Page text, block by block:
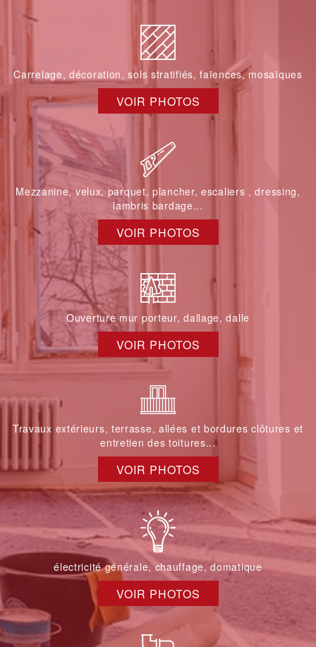
Carrelage, décoration, sols stratifiés, faïences, mosaïques
VOIR PHOTOS
Mezzanine, velux, parquet, plancher, escaliers , dressing,
lambris bardage...
VOIR PHOTOS
Ouverture mur porteur, dallage, dalle
VOIR PHOTOS
Travaux extérieurs, terrasse, allées et bordures clôtures et
entretien des toitures...
VOIR PHOTOS
électricité générale, chauffage, domatique
VOIR PHOTOS